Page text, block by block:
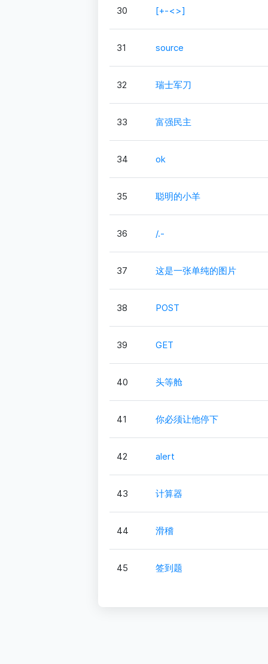
30 [+-<>]
31 source
32 瑞士军刀
33 富强民主
34 ok
35 聪明的小羊
36 /.-
37 这是一张单纯的图片
38 POST
39 GET
40 头等舱
41 你必须让他停下
42 alert
43 计算器
44 滑稽
45 签到题